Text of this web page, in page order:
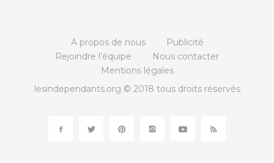
A propos de nous
Publicité
Rejoindre l’équipe
Nous contacter
Mentions légales
lesindependants.org © 2018 tous droits réservés